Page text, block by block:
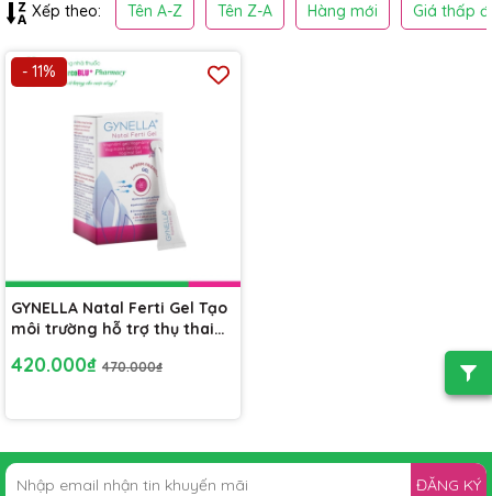
Xếp theo: Tên A-Z Tên Z-A Hàng mới Giá thấp
- 11%
GYNELLA Natal Ferti Gel Tạo
môi trường hỗ trợ thụ thai
420.000₫ 470.000₫
ĐĂNG KÝ